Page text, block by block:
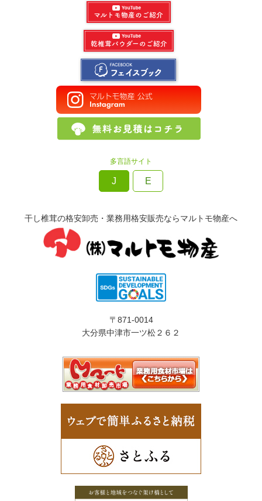
多言語サイト
J E
干し椎茸の格安卸売・業務用格安販売ならマルトモ物産へ
〒871-0014
大分県中津市一ツ松２６２